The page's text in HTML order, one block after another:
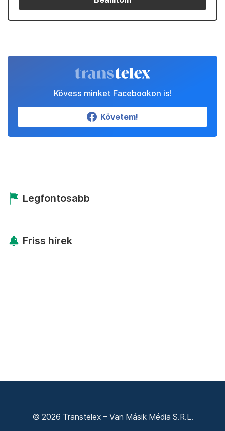
Kövess minket Facebookon is!
Követem!
Legfontosabb
Friss hírek
© 2026 Transtelex – Van Másik Média S.R.L.